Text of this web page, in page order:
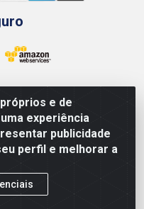
e de
experiência
publicidade
perfil e melhorar a
São Miguel, 1845 -
50850-000 - CNPJ
79